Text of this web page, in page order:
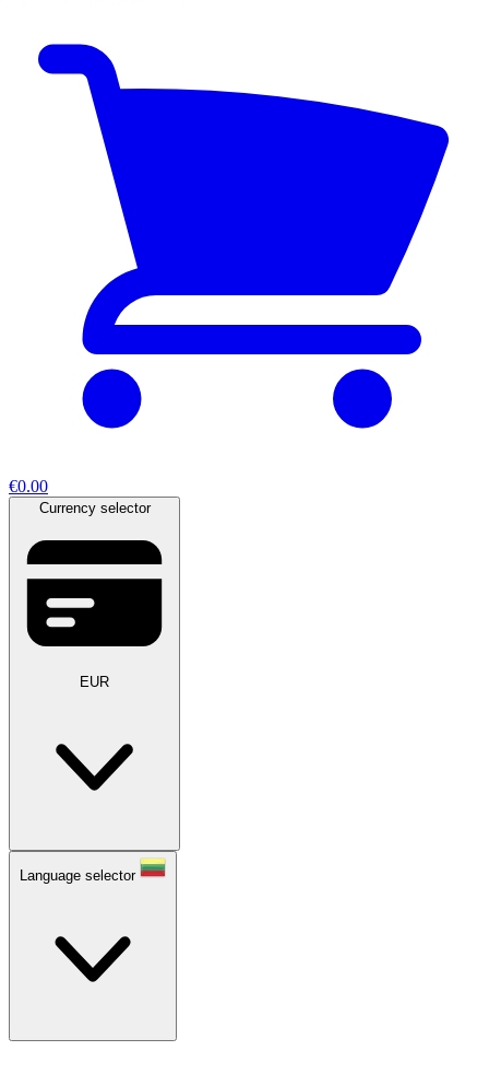
€0.00
Currency selector
EUR
Language selector